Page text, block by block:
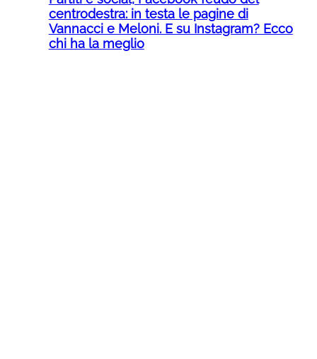
centrodestra: in testa le pagine di
Vannacci e Meloni. E su Instagram? Ecco
chi ha la meglio